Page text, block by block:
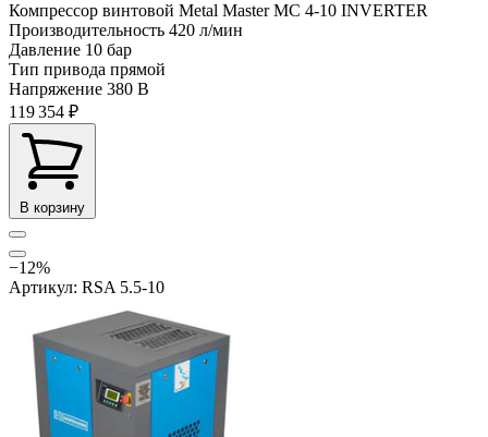
Компрессор винтовой Metal Master MC 4-10 INVERTER
Производительность 420 л/мин
Давление 10 бар
Тип привода прямой
Напряжение 380 В
119 354 ₽
В корзину
−12%
Артикул: RSA 5.5-10